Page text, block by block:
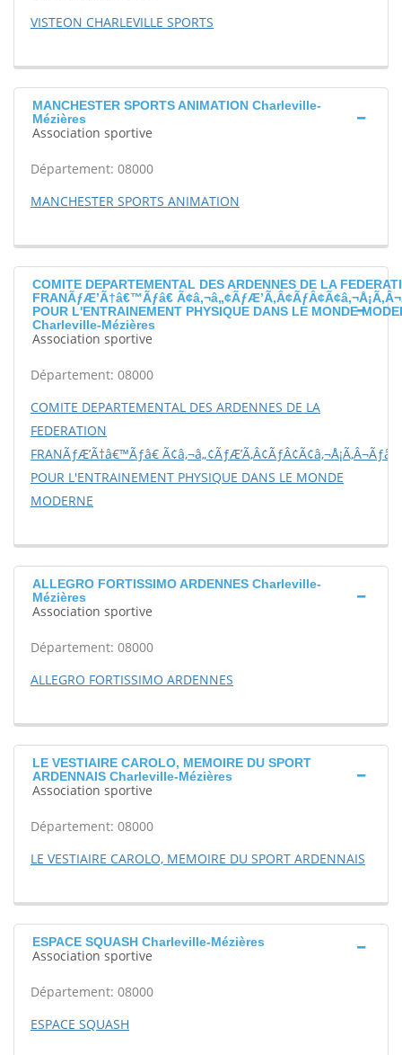
VISTEON CHARLEVILLE SPORTS
MANCHESTER SPORTS ANIMATION Charleville-
Mézières
Association sportive
Département: 08000
MANCHESTER SPORTS ANIMATION
COMITE DEPARTEMENTAL DES ARDENNES DE LA
FRANÃƒÆ’Ã†â€™Ãƒâ€
POUR L'ENTRAINEMENT PHYSIQUE DANS LE MONDE
Charleville-Mézières
Association sportive
Département: 08000
COMITE DEPARTEMENTAL DES ARDENNES DE LA
FEDERATION
FRANÃƒÆ’Ã†â€™Ãƒâ€
POUR L'ENTRAINEMENT PHYSIQUE DANS LE MONDE
MODERNE
ALLEGRO FORTISSIMO ARDENNES Charleville-
Mézières
Association sportive
Département: 08000
ALLEGRO FORTISSIMO ARDENNES
LE VESTIAIRE CAROLO, MEMOIRE DU SPORT
ARDENNAIS Charleville-Mézières
Association sportive
Département: 08000
LE VESTIAIRE CAROLO, MEMOIRE DU SPORT ARDENNAIS
ESPACE SQUASH Charleville-Mézières
Association sportive
Département: 08000
ESPACE SQUASH